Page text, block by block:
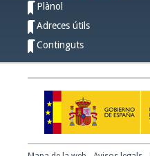
Plànol
Adreces útils
Continguts